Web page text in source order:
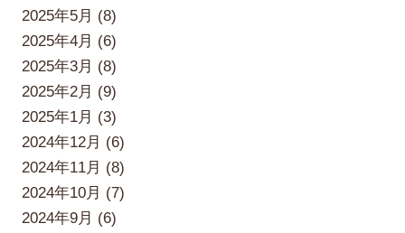
2025年5月 (8)
2025年4月 (6)
2025年3月 (8)
2025年2月 (9)
2025年1月 (3)
2024年12月 (6)
2024年11月 (8)
2024年10月 (7)
2024年9月 (6)